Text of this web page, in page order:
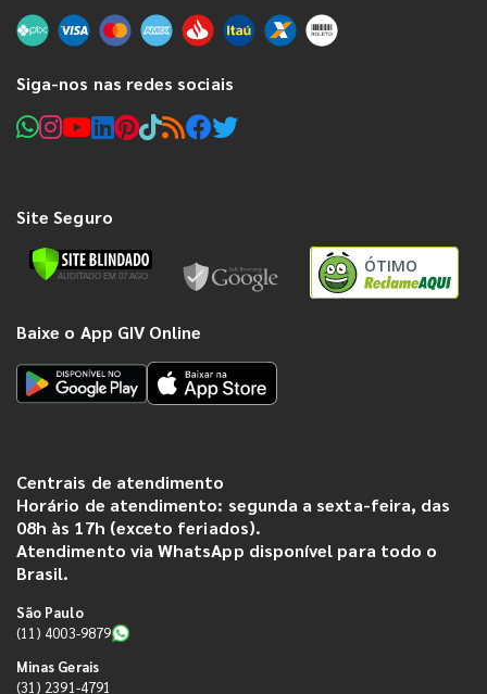
Siga-nos nas redes sociais
Site Seguro
ÓTIMO
Baixe o App GIV Online
Centrais de atendimento
Horário de atendimento: segunda a sexta-feira, das
08h às 17h (exceto feriados).
Atendimento via WhatsApp disponível para todo o
Brasil.
São Paulo
(11) 4003-9879
Minas Gerais
(31) 2391-4791